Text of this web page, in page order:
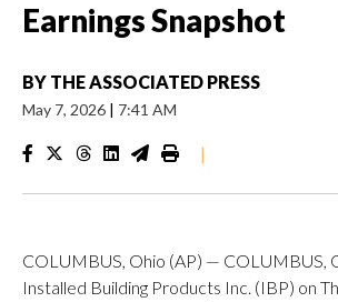
Earnings Snapshot
BY THE ASSOCIATED PRESS
May 7, 2026 | 7:41 AM
|
COLUMBUS, Ohio (AP) — COLUMBUS,
Installed Building Products Inc. (IBP) on